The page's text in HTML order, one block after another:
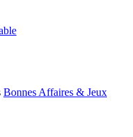
Bonnes Affaires & Jeux